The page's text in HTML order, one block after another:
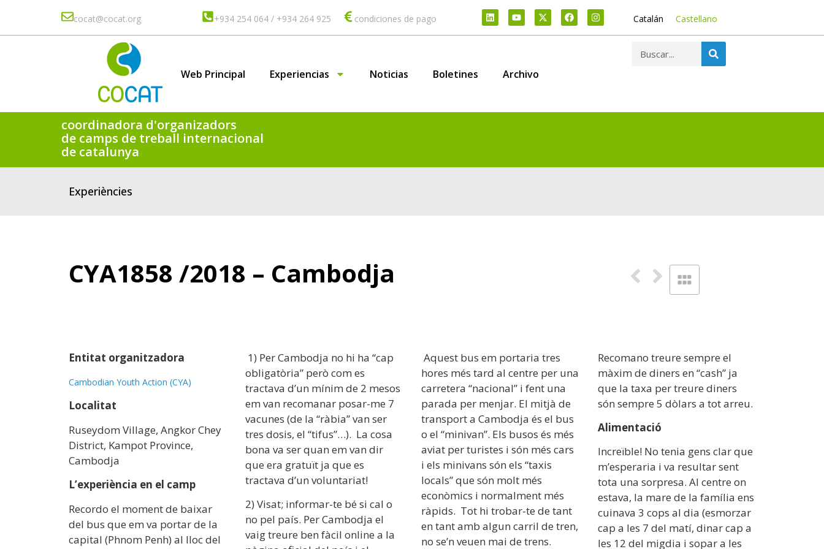
cocat@cocat.org +934 254 064 / +934 264 925 condiciones de pago Catalán Castellano
Web Principal Experiencias Noticias Boletines Archivo
coordinadora d'organizadors
de camps de treball internacional
de catalunya
Experiències
CYA1858 /2018 – Cambodja
Entitat organitzadora
Cambodian Youth Action (CYA)
Localitat
Ruseydom Village, Angkor Chey
District, Kampot Province,
Cambodja
L’experiència en el camp
Recordo el moment de baixar
del bus que em va portar de la
capital (Phnom Penh) al lloc del
1) Per Cambodja no hi ha “cap
obligatòria” però com es
tractava d’un mínim de 2 mesos
em van recomanar posar-me 7
vacunes (de la “ràbia” van ser
tres dosis, el “tifus”…). La cosa
bona va ser quan em van dir
que era gratuït ja que es
tractava d’un voluntariat!
2) Visat; informar-te bé si cal o
no pel país. Per Cambodja el
vaig treure ben fàcil online a la
Aquest bus em portaria tres
hores més tard al centre per una
carretera “nacional” i fent una
parada per menjar. El mitjà de
transport a Cambodja és el bus
o el “minivan”. Els busos és més
aviat per turistes i són més cars
i els minivans són els “taxis
locals” que són molt més
econòmics i normalment més
ràpids. Tot hi trobar-te de tant
en tant amb algun carril de tren,
no se’n veuen mai de trens.
Recomano treure sempre el
màxim de diners en “cash” ja
que la taxa per treure diners
són sempre 5 dòlars a tot arreu.
Alimentació
Increïble! No tenia gens clar que
m’esperaria i va resultar sent
tota una sorpresa. Al centre on
estava, la mare de la família ens
cuinava 3 cops al dia (esmorzar
cap a les 7 del matí, dinar cap a
les 12 del migdia i sopar a les